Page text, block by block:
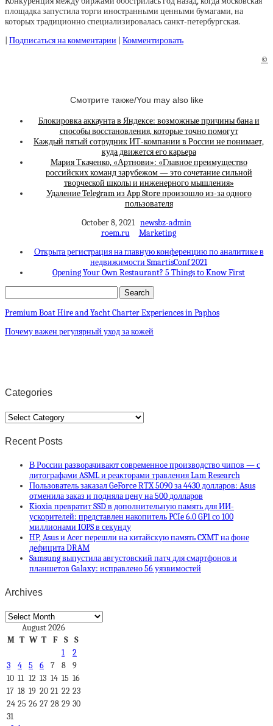
площадка запустила торги иностранными ценными бумагами, на
которых традиционно специализировалась санкт-петербургская.
Подписаться на комментарии
Комментировать
©
Смотрите также/You may also like
Блокировка аккаунта в Яндексе: возможные причины бана и
способы восстановления, которые точно помогут
Каждый пятый сотрудник ИТ-компании в России не понимает,
куда движется его карьера
Мария Ткаченко, «Артнови»: «Главное преимущество
российских команд зарубежом — это сочетание сильной
творческой школы и инженерного мышления»
Удаление Telegram из App Store произошло из-за одного
пользователя
October 8, 2021 newsbz-admin
roem.ru
Marketing
Открыта регистрация на главную конференцию по аналитике в
недвижимости SmartisConf 2021
Opening Your Own Restaurant? 5 Things to Know First
Premium Boat Hire and Yacht Charter Experiences in Paphos
Почему важен регулярный уход за кожей
Categories
Categories
Recent Posts
В России разворачивают современное производство чипов — с
литографами ASML и реакторами травления Lam Research
Пользователь заказал GeForce RTX 5090 за 4430 долларов: Asus
отменила заказ и подняла цену на 500 долларов
Kioxia превратит SSD в дополнительную память для ИИ-
ускорителей: представлен накопитель PCIe 6.0 GP1 со 100
миллионами IOPS в секунду
HP, Asus и Acer перешли на китайскую память CXMT на фоне
дефицита DRAM
Samsung выпустила августовский патч для смартфонов и
планшетов Galaxy: исправлено 56 уязвимостей
Archives
Archives
August 2026
M T W T F S
S
1
2
3
4 5 6 7 8
9
10 11 12 13 14 15 16
17 18 19 20 21 22 23
24 25 26 27 28 29 30
31